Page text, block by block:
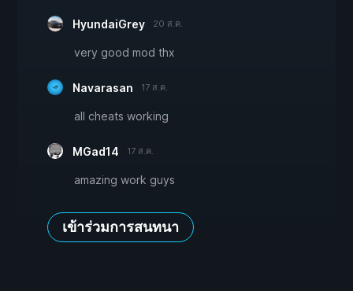
HyundaiGrey 20 ส.ค.
very good mod thx
Navarasan 17 ส.ค.
all cheats working
MGad14 17 ส.ค.
amazing work guys
เข้าร่วมการสนทนา